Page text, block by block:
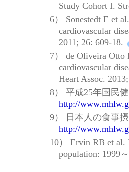
Study Cohort I.
6） Sonestedt E et
cardiovascular
2011; 26: 609-18.
7） de Oliveira Otto
cardiovascular
Heart Assoc.
8） 平成25年国民
http://
9） 日本人の食事
http://
10） Ervin RB et al.
population: 1999